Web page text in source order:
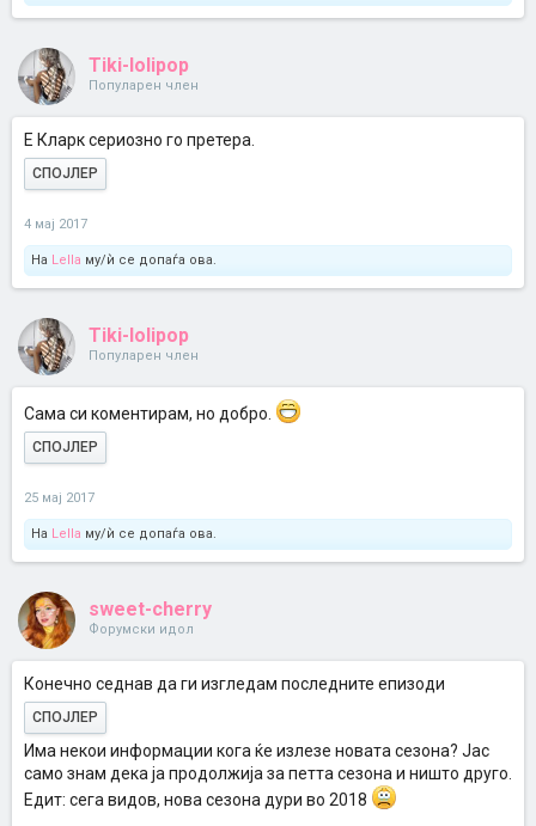
Tiki-lolipop
Популарен член
Е Кларк сериозно го претера.
СПОЈЛЕР
4 мај 2017
На Lella му/ѝ се допаѓа ова.
Tiki-lolipop
Популарен член
Сама си коментирам, но добро.
СПОЈЛЕР
25 мај 2017
На Lella му/ѝ се допаѓа ова.
sweet-cherry
Форумски идол
Конечно седнав да ги изгледам последните епизоди
СПОЈЛЕР
Има некои информации кога ќе излезе новата сезона? Јас
само знам дека ја продолжија за петта сезона и ништо друго.
Eдит: сега видов, нова сезона дури во 2018